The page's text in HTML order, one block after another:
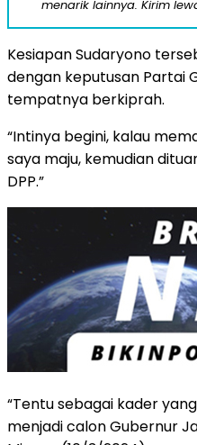
menarik lainnya. Kirim
Kesiapan Sudaryono
dengan keputusan Partai
tempatnya berkiprah.
“Intinya begini, kalau
saya maju, kemudian
DPP.”
“Tentu sebagai kader
menjadi calon Gubernur